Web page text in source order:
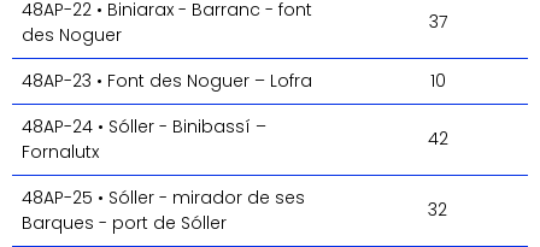
48AP-22 • Biniarax - Barranc - font
des Noguer
37
48AP-23 • Font des Noguer – Lofra
10
48AP-24 • Sóller - Binibassí –
Fornalutx
42
48AP-25 • Sóller - mirador de ses
Barques - port de Sóller
32